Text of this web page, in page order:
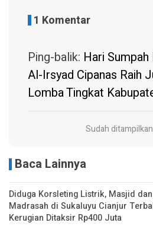
1 Komentar
Ping-balik: Hari
Al-Irsyad Cipanas Raih
Lomba Tingkat
Sudah
Baca Lainnya
Diduga Korsleting Listrik, Masjid dan
Madrasah di Sukaluyu Cianjur
Kerugian Ditaksir Rp400 Juta